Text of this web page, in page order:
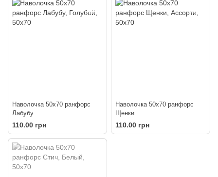
Наволочка 50х70 ранфорс
Лабубу
110.00 грн
Наволочка 50х70 ранфорс
Щенки
110.00 грн